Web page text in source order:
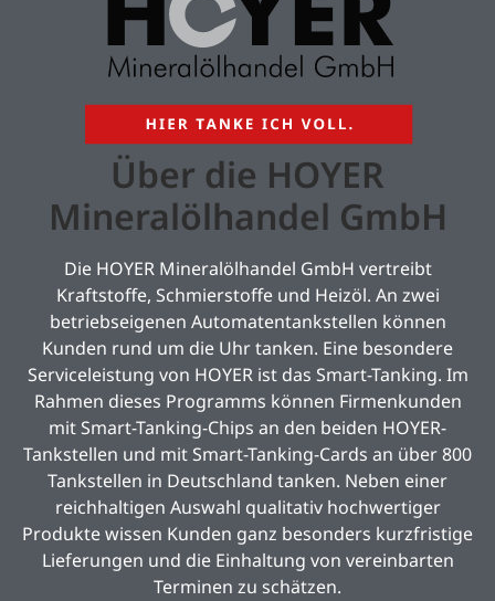
Über die HOYER
Mineralölhandel GmbH
Die HOYER Mineralölhandel GmbH vertreibt
Kraftstoffe, Schmierstoffe und Heizöl. An zwei
betriebseigenen Automatentankstellen können
Kunden rund um die Uhr tanken. Eine besondere
Serviceleistung von HOYER ist das Smart-Tanking. Im
Rahmen dieses Programms können Firmenkunden
mit Smart-Tanking-Chips an den beiden HOYER-
Tankstellen und mit Smart-Tanking-Cards an über 800
Tankstellen in Deutschland tanken. Neben einer
reichhaltigen Auswahl qualitativ hochwertiger
Produkte wissen Kunden ganz besonders kurzfristige
Lieferungen und die Einhaltung von vereinbarten
Terminen zu schätzen.